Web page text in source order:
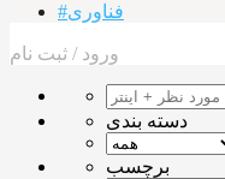
#فناوری
ورود / ثبت نام
دسته بندی
برچسب